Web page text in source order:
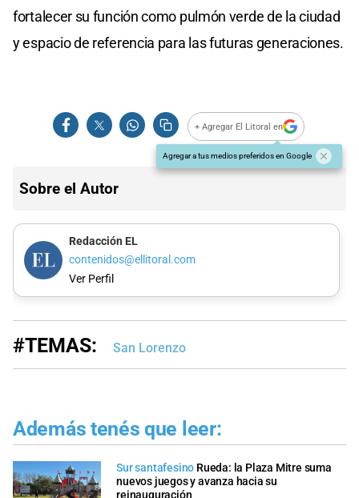
fortalecer su función como pulmón verde de la ciudad
y espacio de referencia para las futuras generaciones.
+ Agregar El Litoral en
Agregar a tus medios preferidos en Google
Sobre el Autor
Redacción EL
contenidos@ellitoral.com
Ver Perfil
#TEMAS: San Lorenzo
Además tenés que leer:
Sur santafesino Rueda: la Plaza Mitre suma
nuevos juegos y avanza hacia su